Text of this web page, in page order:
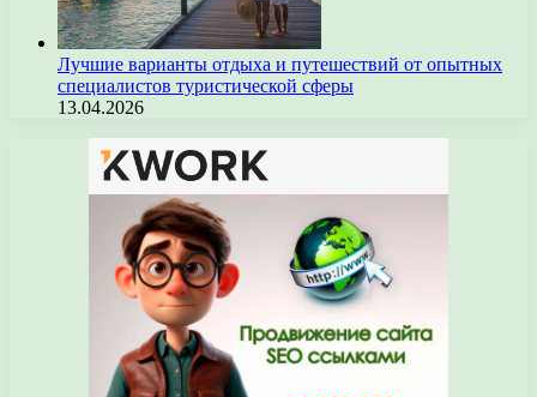
Лучшие варианты отдыха и путешествий от опытных
специалистов туристической сферы
13.04.2026